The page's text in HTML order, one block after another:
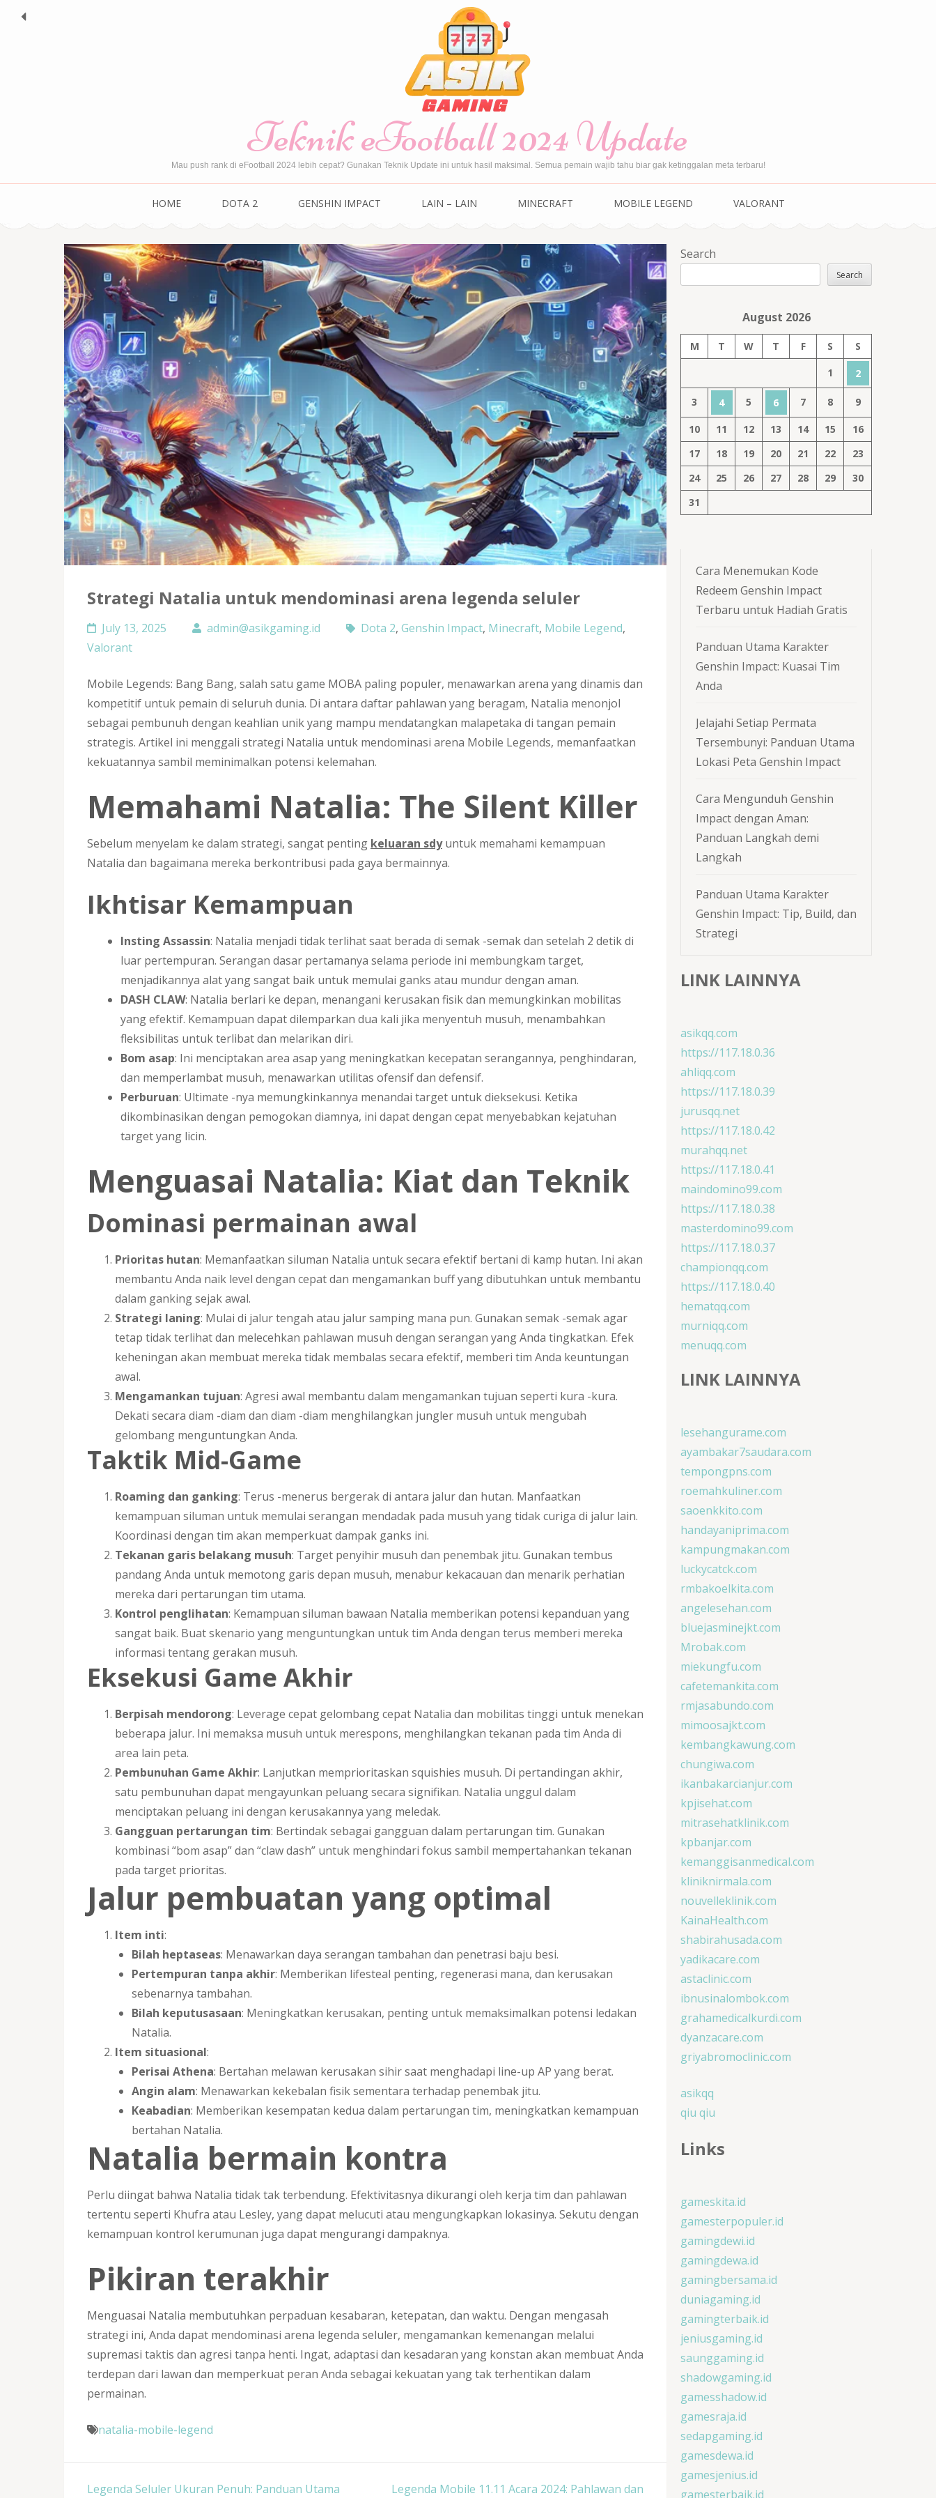
Teknik eFootball 2024 Update
Mau push rank di eFootball 2024 lebih cepat? Gunakan Teknik Update ini untuk hasil maksimal. Semua pemain wajib tahu biar gak ketinggalan meta terbaru!
HOME DOTA 2 GENSHIN IMPACT LAIN – LAIN MINECRAFT MOBILE LEGEND VALORANT
Strategi Natalia untuk mendominasi arena legenda seluler
July 13, 2025 admin@asikgaming.id Dota 2, Genshin Impact, Minecraft, Mobile Legend,
Valorant
Mobile Legends: Bang Bang, salah satu game MOBA paling populer, menawarkan arena yang dinamis dan
kompetitif untuk pemain di seluruh dunia. Di antara daftar pahlawan yang beragam, Natalia menonjol
sebagai pembunuh dengan keahlian unik yang mampu mendatangkan malapetaka di tangan pemain
strategis. Artikel ini menggali strategi Natalia untuk mendominasi arena Mobile Legends, memanfaatkan
kekuatannya sambil meminimalkan potensi kelemahan.
Memahami Natalia: The Silent Killer
Sebelum menyelam ke dalam strategi, sangat penting keluaran sdyuntuk memahami kemampuan
Natalia dan bagaimana mereka berkontribusi pada gaya bermainnya.
Ikhtisar Kemampuan
Insting Assassin: Natalia menjadi tidak terlihat saat berada di semak -semak dan setelah 2 detik di
luar pertempuran. Serangan dasar pertamanya selama periode ini membungkam target,
menjadikannya alat yang sangat baik untuk memulai ganks atau mundur dengan aman.
DASH CLAW: Natalia berlari ke depan, menangani kerusakan fisik dan memungkinkan mobilitas
yang efektif. Kemampuan dapat dilemparkan dua kali jika menyentuh musuh, menambahkan
fleksibilitas untuk terlibat dan melarikan diri.
Bom asap: Ini menciptakan area asap yang meningkatkan kecepatan serangannya, penghindaran,
dan memperlambat musuh, menawarkan utilitas ofensif dan defensif.
Perburuan: Ultimate -nya memungkinkannya menandai target untuk dieksekusi. Ketika
dikombinasikan dengan pemogokan diamnya, ini dapat dengan cepat menyebabkan kejatuhan
target yang licin.
Menguasai Natalia: Kiat dan Teknik
Dominasi permainan awal
Prioritas hutan: Memanfaatkan siluman Natalia untuk secara efektif bertani di kamp hutan. Ini akan
membantu Anda naik level dengan cepat dan mengamankan buff yang dibutuhkan untuk membantu
dalam ganking sejak awal.
Strategi laning: Mulai di jalur tengah atau jalur samping mana pun. Gunakan semak -semak agar
tetap tidak terlihat dan melecehkan pahlawan musuh dengan serangan yang Anda tingkatkan. Efek
keheningan akan membuat mereka tidak membalas secara efektif, memberi tim Anda keuntungan
awal.
Mengamankan tujuan: Agresi awal membantu dalam mengamankan tujuan seperti kura -kura.
Dekati secara diam -diam dan diam -diam menghilangkan jungler musuh untuk mengubah
gelombang menguntungkan Anda.
Taktik Mid-Game
Roaming dan ganking: Terus -menerus bergerak di antara jalur dan hutan. Manfaatkan
kemampuan siluman untuk memulai serangan mendadak pada musuh yang tidak curiga di jalur lain.
Koordinasi dengan tim akan memperkuat dampak ganks ini.
Tekanan garis belakang musuh: Target penyihir musuh dan penembak jitu. Gunakan tembus
pandang Anda untuk memotong garis depan musuh, menabur kekacauan dan menarik perhatian
mereka dari pertarungan tim utama.
Kontrol penglihatan: Kemampuan siluman bawaan Natalia memberikan potensi kepanduan yang
sangat baik. Buat skenario yang menguntungkan untuk tim Anda dengan terus memberi mereka
informasi tentang gerakan musuh.
Eksekusi Game Akhir
Berpisah mendorong: Leverage cepat gelombang cepat Natalia dan mobilitas tinggi untuk menekan
beberapa jalur. Ini memaksa musuh untuk merespons, menghilangkan tekanan pada tim Anda di
area lain peta.
Pembunuhan Game Akhir: Lanjutkan memprioritaskan squishies musuh. Di pertandingan akhir,
satu pembunuhan dapat mengayunkan peluang secara signifikan. Natalia unggul dalam
menciptakan peluang ini dengan kerusakannya yang meledak.
Gangguan pertarungan tim: Bertindak sebagai gangguan dalam pertarungan tim. Gunakan
kombinasi “bom asap” dan “claw dash” untuk menghindari fokus sambil mempertahankan tekanan
pada target prioritas.
Jalur pembuatan yang optimal
Item inti:
Bilah heptaseas: Menawarkan daya serangan tambahan dan penetrasi baju besi.
Pertempuran tanpa akhir: Memberikan lifesteal penting, regenerasi mana, dan kerusakan
sebenarnya tambahan.
Bilah keputusasaan: Meningkatkan kerusakan, penting untuk memaksimalkan potensi ledakan
Natalia.
Item situasional:
Perisai Athena: Bertahan melawan kerusakan sihir saat menghadapi line-up AP yang berat.
Angin alam: Menawarkan kekebalan fisik sementara terhadap penembak jitu.
Keabadian: Memberikan kesempatan kedua dalam pertarungan tim, meningkatkan kemampuan
bertahan Natalia.
Natalia bermain kontra
Perlu diingat bahwa Natalia tidak tak terbendung. Efektivitasnya dikurangi oleh kerja tim dan pahlawan
tertentu seperti Khufra atau Lesley, yang dapat melucuti atau mengungkapkan lokasinya. Sekutu dengan
kemampuan kontrol kerumunan juga dapat mengurangi dampaknya.
Pikiran terakhir
Menguasai Natalia membutuhkan perpaduan kesabaran, ketepatan, dan waktu. Dengan mengasah
strategi ini, Anda dapat mendominasi arena legenda seluler, mengamankan kemenangan melalui
supremasi taktis dan agresi tanpa henti. Ingat, adaptasi dan kesadaran yang konstan akan membuat Anda
terdepan dari lawan dan memperkuat peran Anda sebagai kekuatan yang tak terhentikan dalam
permainan.
natalia-mobile-legend
Post
Legenda Seluler Ukuran Penuh: Panduan Utama Legenda Mobile 11.11 Acara 2024: Pahlawan dan
Search
Search
August 2026
M T W T F S
S
1
2
3 4 5 6 7 8 9
10 11 12 13 14 15
16
17
18 19 20 21 22
23
24
25 26 27 28 29
30
31
Cara Menemukan Kode
Redeem Genshin Impact
Terbaru untuk Hadiah Gratis
Panduan Utama Karakter
Genshin Impact: Kuasai Tim
Anda
Jelajahi Setiap Permata
Tersembunyi: Panduan Utama
Lokasi Peta Genshin Impact
Cara Mengunduh Genshin
Impact dengan Aman:
Panduan Langkah demi
Langkah
Panduan Utama Karakter
Genshin Impact: Tip, Build, dan
Strategi
LINK LAINNYA
asikqq.com
https://117.18.0.36
ahliqq.com
https://117.18.0.39
jurusqq.net
https://117.18.0.42
murahqq.net
https://117.18.0.41
maindomino99.com
https://117.18.0.38
masterdomino99.com
https://117.18.0.37
championqq.com
https://117.18.0.40
hematqq.com
murniqq.com
menuqq.com
LINK LAINNYA
lesehangurame.com
ayambakar7saudara.com
tempongpns.com
roemahkuliner.com
saoenkkito.com
handayaniprima.com
kampungmakan.com
luckycatck.com
rmbakoelkita.com
angelesehan.com
bluejasminejkt.com
Mrobak.com
miekungfu.com
cafetemankita.com
rmjasabundo.com
mimoosajkt.com
kembangkawung.com
chungiwa.com
ikanbakarcianjur.com
kpjisehat.com
mitrasehatklinik.com
kpbanjar.com
kemanggisanmedical.com
kliniknirmala.com
nouvelleklinik.com
KainaHealth.com
shabirahusada.com
yadikacare.com
astaclinic.com
ibnusinalombok.com
grahamedicalkurdi.com
dyanzacare.com
griyabromoclinic.com
asikqq
qiu qiu
Links
gameskita.id
gamesterpopuler.id
gamingdewi.id
gamingdewa.id
gamingbersama.id
duniagaming.id
gamingterbaik.id
jeniusgaming.id
saunggaming.id
shadowgaming.id
gamesshadow.id
gamesraja.id
sedapgaming.id
gamesdewa.id
gamesjenius.id
gamesterbaik.id